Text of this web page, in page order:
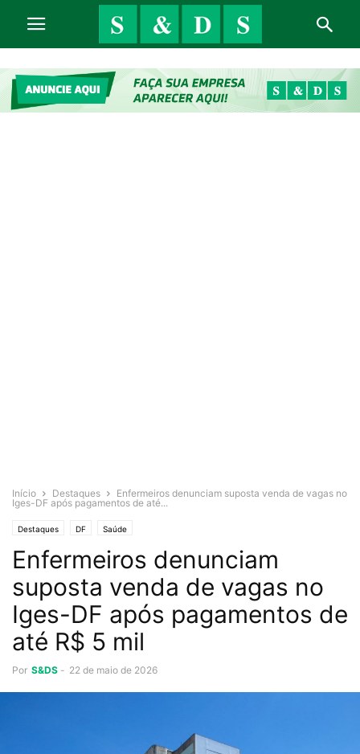
Início Destaques
Enfermeiros denunciam suposta venda de vagas no
Iges-DF após pagamentos de até...
Destaques DF Saúde
Enfermeiros denunciam
suposta venda de vagas no
Iges-DF após pagamentos de
até R$ 5 mil
Por S&DS - 22 de maio de 2026